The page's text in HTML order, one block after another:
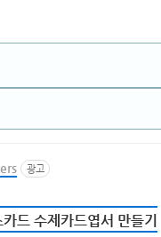
광고
드 수제카드엽서 만들기